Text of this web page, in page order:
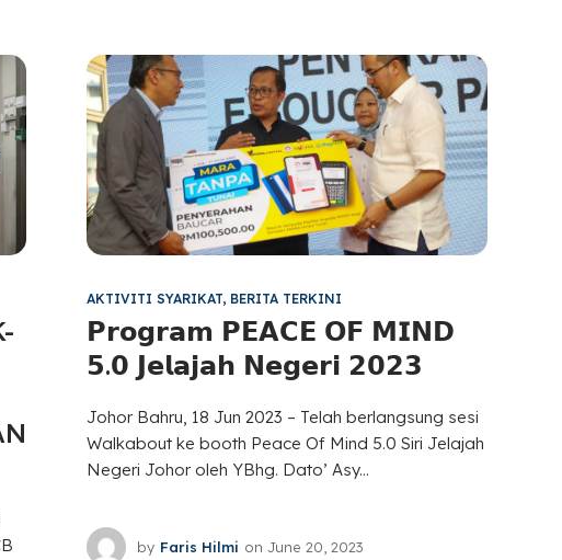
AKTIVITI SYARIKAT, BERITA TERKINI
𝗣𝗿𝗼𝗴𝗿𝗮𝗺 𝗣𝗘𝗔𝗖𝗘 𝗢𝗙 𝗠𝗜𝗡𝗗
𝟱.𝟬 𝗝𝗲𝗹𝗮𝗷𝗮𝗵 𝗡𝗲𝗴𝗲𝗿𝗶 𝟮𝟬𝟮𝟯
Johor Bahru, 18 Jun 2023 – Telah berlangsung sesi
Walkabout ke booth Peace Of Mind 5.0 Siri Jelajah
Negeri Johor oleh YBhg. Dato’ Asy...
by Faris Hilmi on June 20, 2023